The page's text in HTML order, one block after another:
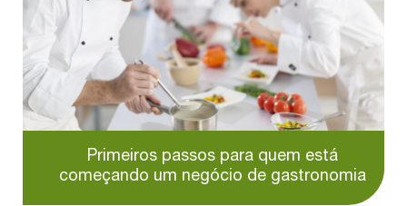
Primeiros passos para quem está
começando um negócio de gastronomia